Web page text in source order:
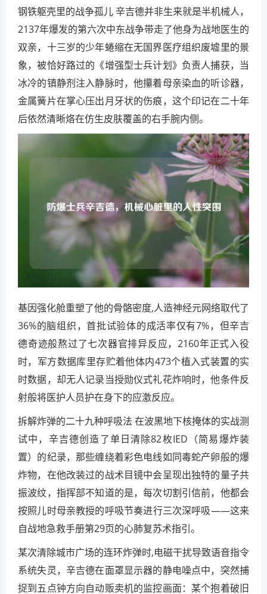
钢铁躯壳里的战争孤儿 辛吉德并非生来就是半机械人，
2137年爆发的第六次中东战争带走了他身为战地医生的
双亲，十三岁的少年蜷缩在无国界医疗组织废墟里的景
象，被恰好路过的《增强型士兵计划》负责人捕获，当
冰冷的镇静剂注入静脉时，他攥着母亲染血的听诊器，
金属簧片在掌心压出月牙状的伤痕，这个印记在二十年
后依然清晰烙在仿生皮肤覆盖的右手腕内侧。
基因强化舱重塑了他的骨骼密度,人造神经元网络取代了
36%的脑组织，首批试验体的成活率仅有7%，但辛吉
德奇迹般熬过了七次器官排异反应，2160年正式入役
时，军方数据库里存贮着他体内473个植入式装置的实
时数据，却无人记录当授勋仪式礼花炸响时，他条件反
射般将医护人员护在身下的应激反应。
拆解炸弹的二十九种呼吸法 在波黑地下核掩体的实战测
试中，辛吉德创造了单日清除82枚IED（简易爆炸装
置）的纪录，那些缠绕着彩色电线如同毒蛇产卵般的爆
炸物，在他改装过的战术目镜中会呈现出独特的量子共
振波纹，指挥部不知道的是，每次切割引信前，他都会
按照儿时母亲教授的呼吸节奏进行三次深呼吸——这来
自战地急救手册第29页的心肺复苏术指引。
某次清除城市广场的连环炸弹时,电磁干扰导致语音指令
系统失灵，辛吉德在面罩显示器的静电噪点中，突然捕
捉到五点钟方向自动贩卖机的监控画面：某个抱着破旧